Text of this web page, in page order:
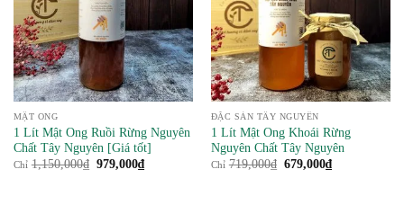
MẬT ONG
1 Lít Mật Ong Ruồi Rừng Nguyên
Chất Tây Nguyên [Giá tốt]
Chỉ 1,150,000₫ Giá
979,000₫Giá
ĐẶC SẢN TÂY NGUYÊN
1 Lít Mật Ong Khoái Rừng
Nguyên Chất Tây Nguyên
Chỉ 719,000₫ Giá
679,000₫Giá